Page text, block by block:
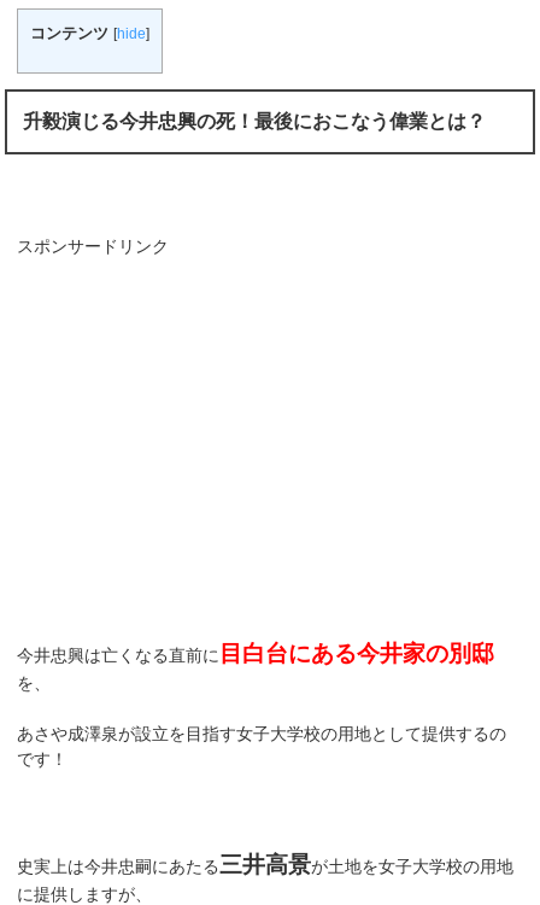
コンテンツ [hide]
升毅演じる今井忠興の死！最後におこなう偉業とは？
スポンサードリンク
今井忠興は亡くなる直前に 目白台にある今井家の別邸
を、
あさや成澤泉が設立を目指す女子大学校の用地として提供するの
です！
史実上は今井忠嗣にあたる三井高景が土地を女子大学校の用地
に提供しますが、